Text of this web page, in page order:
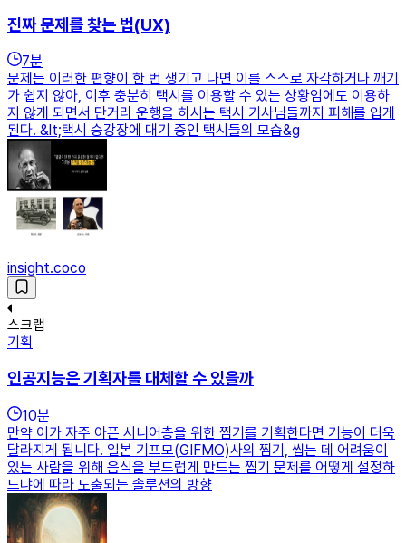
진짜 문제를 찾는 법(UX)
7분
문제는 이러한 편향이 한 번 생기고 나면 이를 스스로 자각하거나 깨기
가 쉽지 않아, 이후 충분히 택시를 이용할 수 있는 상황임에도 이용하
지 않게 되면서 단거리 운행을 하시는 택시 기사님들까지 피해를 입게
된다. &lt;택시 승강장에 대기 중인 택시들의 모습&g
insight.coco
스크랩
기획
인공지능은 기획자를 대체할 수 있을까
10분
만약 이가 자주 아픈 시니어층을 위한 찜기를 기획한다면 기능이 더욱
달라지게 됩니다. 일본 기프모(GIFMO)사의 찜기, 씹는 데 어려움이
있는 사람을 위해 음식을 부드럽게 만드는 찜기 문제를 어떻게 설정하
느냐에 따라 도출되는 솔루션의 방향